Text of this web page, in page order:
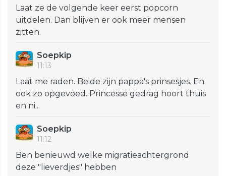
Laat ze de volgende keer eerst popcorn
uitdelen. Dan blijven er ook meer mensen
zitten.
Soepkip
11:13
Laat me raden. Beide zijn pappa's prinsesjes. En
ook zo opgevoed. Princesse gedrag hoort thuis
en ni...
Soepkip
11:12
Ben benieuwd welke migratieachtergrond
deze "lieverdjes" hebben